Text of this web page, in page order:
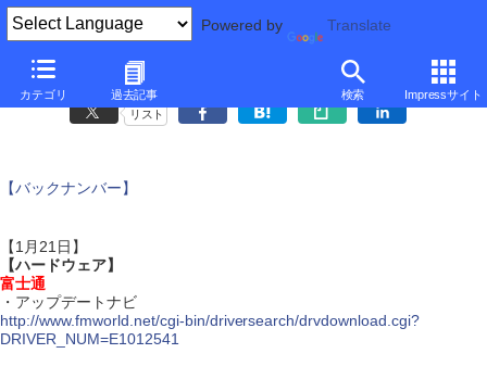
Powered by Translate
カテゴリ 過去記事 検索 Impressサイト
リスト
【バックナンバー】
【1月21日】
【ハードウェア】
富士通
・アップデートナビ
http://www.fmworld.net/cgi-bin/driversearch/drvdownload.cgi?
DRIVER_NUM=E1012541